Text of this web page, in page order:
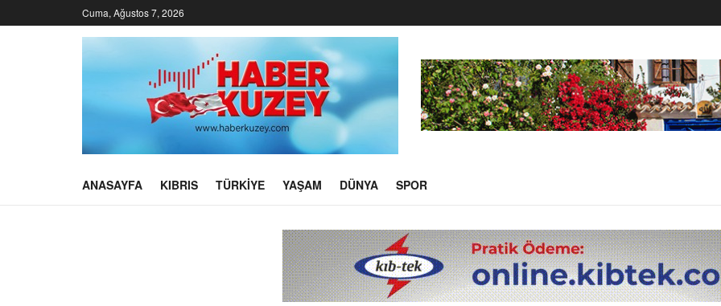
Cuma, Ağustos 7, 2026
ANASAYFA KIBRIS TÜRKIYE YAŞAM DÜNYA SPOR